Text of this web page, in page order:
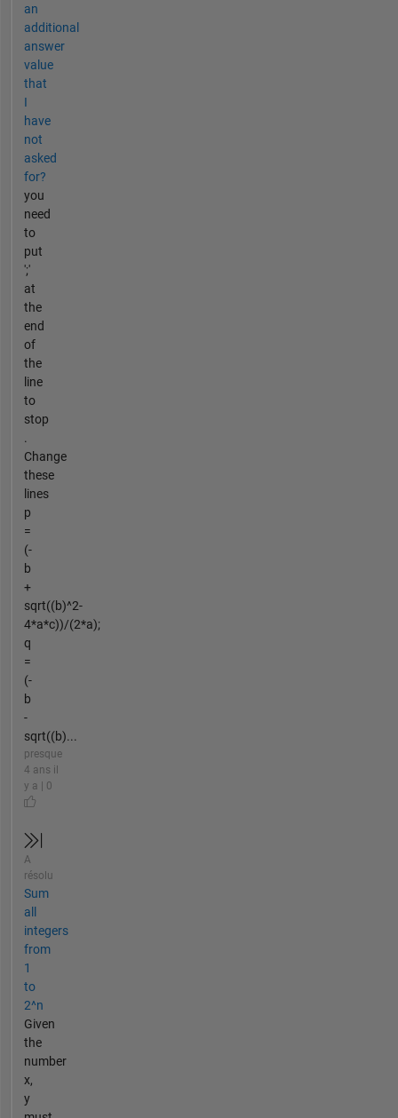
an
additional
answer
value
that
I
have
not
asked
for?
you
need
to
put
';'
at
the
end
of
the
line
to
stop
.
Change
these
lines
p
=
(-
b
+
sqrt((b)^2-
4*a*c))/(2*a);
q
=
(-
b
-
sqrt((b)...
presque
4 ans il
y a | 0
A
résolu
Sum
all
integers
from
1
to
2^n
Given
the
number
x,
y